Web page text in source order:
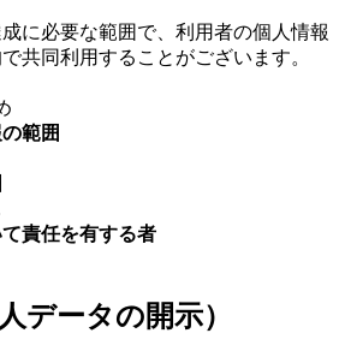
に必要な範囲で、利用者の個人情報
共同利用することがございます。
範囲
責任を有する者
データの開示）